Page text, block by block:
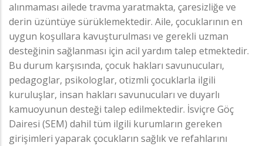
alınmaması ailede travma yaratmakta, çaresizliğe ve
derin üzüntüye sürüklemektedir. Aile, çocuklarının en
uygun koşullara kavuşturulması ve gerekli uzman
desteğinin sağlanması için acil yardım talep etmektedir.
Bu durum karşısında, çocuk hakları savunucuları,
pedagoglar, psikologlar, otizmli çocuklarla ilgili
kuruluşlar, insan hakları savunucuları ve duyarlı
kamuoyunun desteği talep edilmektedir. İsviçre Göç
Dairesi (SEM) dahil tüm ilgili kurumların gereken
girişimleri yaparak çocukların sağlık ve refahlarını